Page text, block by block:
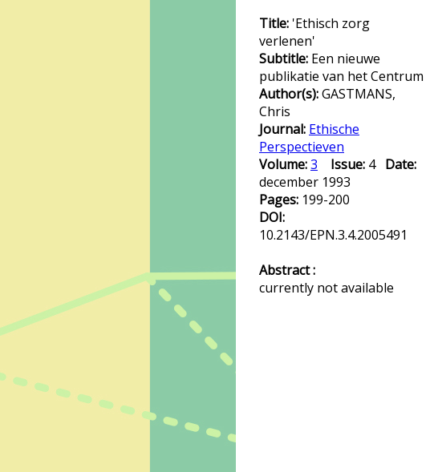
Title: 'Ethisch zorg
verlenen'
Subtitle: Een nieuwe
publikatie van het Centrum
Author(s):GASTMANS,
Chris
Journal: Ethische
Perspectieven
Volume:3 Issue: 4 Date:
december 1993
Pages: 199-200
DOI:
10.2143/EPN.3.4.2005491
Abstract :
currently not available